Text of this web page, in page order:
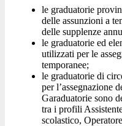
le graduatorie
delle assunzioni a
delle supplenze
le graduatorie ed
utilizzati per le
temporanee;
le graduatorie di
per l’assegnazione
Garaduatorie sono
tra i profili
scolastico,